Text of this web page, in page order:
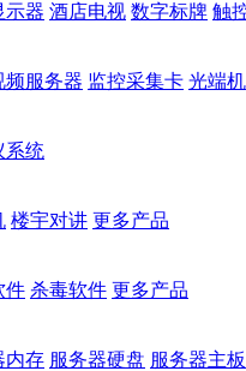
示器 酒店电视 数字标牌 触
频服务器 监控采集卡 光端机
系统
楼宇对讲 更多产品
件 杀毒软件 更多产品
内存 服务器硬盘 服务器主板